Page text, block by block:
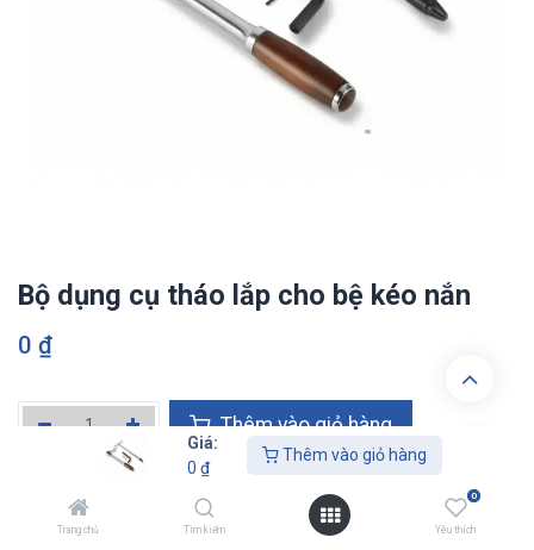
Giá:
0 ₫
Thêm vào giỏ hàng
Trang chủ Tìm kiếm
0
Yêu thích
Bộ dụng cụ tháo lắp cho bệ kéo nắn
0 ₫
Thêm vào giỏ hàn​​​​g
Thêm vào danh sách yêu thích